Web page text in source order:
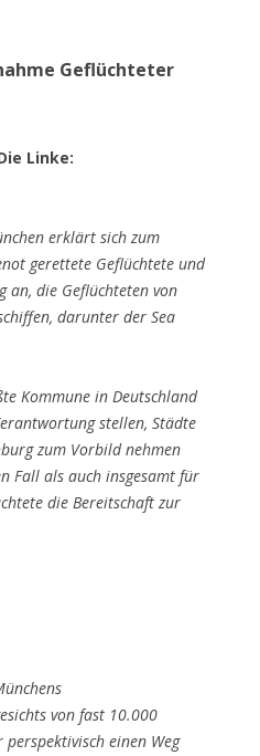
Geflüchteter
Linke:
erklärt sich zum
gerettete Geflüchtete und
an, die Geflüchteten von
darunter der Sea
Kommune in Deutschland
stellen, Städte
zum Vorbild nehmen
Fall als auch insgesamt für
die Bereitschaft zur
von fast 10.000
einen Weg